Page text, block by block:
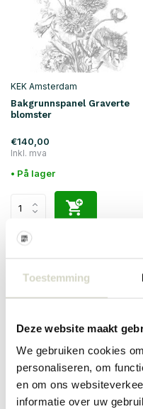
Toestemming
Deze website maakt
We gebruiken cookies
personaliseren, om
en om ons
informatie over uw
KEK Amsterdam
Bakgrunnspanel Graverte
blomster
€140,00
Inkl. mva
• På lager
KEK Amsterdam
Landskap Tapetries tapet